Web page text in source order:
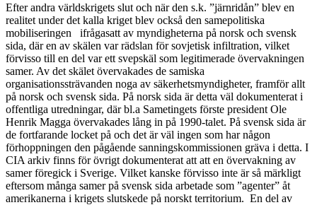
Efter andra världskrigets slut och när den s.k. ”järnridån” blev en
realitet under det kalla kriget blev också den samepolitiska
mobiliseringen ifrågasatt av myndigheterna på norsk och svensk
sida, där en av skälen var rädslan för sovjetisk infiltration, vilket
förvisso till en del var ett svepskäl som legitimerade övervakningen
samer. Av det skälet övervakades de samiska
organisationssträvanden noga av säkerhetsmyndigheter, framför allt
på norsk och svensk sida. På norsk sida är detta väl dokumenterat i
offentliga utredningar, där bl.a Sametingets förste president Ole
Henrik Magga övervakades lång in på 1990-talet. På svensk sida är
de fortfarande locket på och det är väl ingen som har någon
förhoppningen den pågående sanningskommissionen gräva i detta. I
CIA arkiv finns för övrigt dokumenterat att att en övervakning av
samer föregick i Sverige. Vilket kanske förvisso inte är så märkligt
eftersom många samer på svensk sida arbetade som ”agenter” åt
amerikanerna i krigets slutskede på norskt territorium. En del av